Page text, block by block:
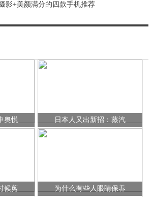
影+美颜满分的四款手机推荐
奥悦 日本人又出新招：蒸汽
候剪 为什么有些人眼睛保养